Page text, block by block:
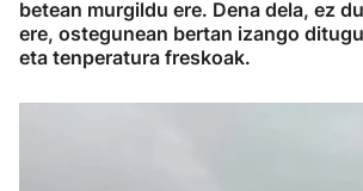
betean murgildu ere. Dena dela, ez
ere, ostegunean bertan izango
eta tenperatura freskoak.